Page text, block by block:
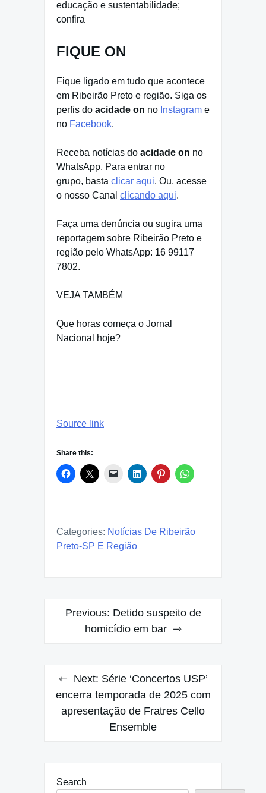
educação e sustentabilidade;
confira
FIQUE ON
Fique ligado em tudo que acontece
em Ribeirão Preto e região. Siga os
perfis do acidade on no Instagram e
no Facebook.
Receba notícias do acidade on no
WhatsApp. Para entrar no
grupo, basta clicar aqui. Ou, acesse
o nosso Canal clicando aqui.
Faça uma denúncia ou sugira uma
reportagem sobre Ribeirão Preto e
região pelo WhatsApp: 16 99117
7802.
VEJA TAMBÉM
Que horas começa o Jornal
Nacional hoje?
Source link
Share this:
Categories: Notícias De Ribeirão
Preto-SP E Região
Post
navigation
Previous: Detido suspeito de
homicídio em bar
Next: Série ‘Concertos USP’
encerra temporada de 2025 com
apresentação de Fratres Cello
Ensemble
Search